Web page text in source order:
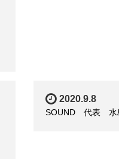
2020.9.8
SOUND 代表 水